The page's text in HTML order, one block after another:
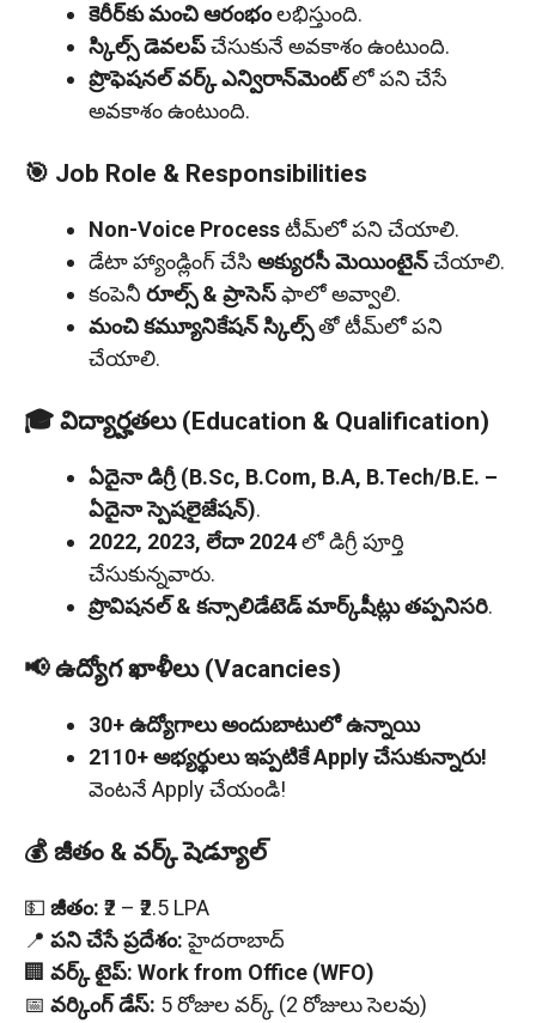
కెరీర్‌కు మంచి ఆరంభంలభిస్తుంది.
స్కిల్స్ డెవలప్చేసుకునే అవకాశం ఉంటుంది.
ప్రొఫెషనల్ వర్క్ ఎన్విరాన్‌మెంట్లో పని చేసే
అవకాశం ఉంటుంది.
🎯 Job Role & Responsibilities
Non-Voice Processటీమ్‌లో పని చేయాలి.
డేటా హ్యాండ్లింగ్ చేసి అక్యురసీ మెయింటైన్చేయాలి.
కంపెనీ రూల్స్ & ప్రాసెస్ఫాలో అవ్వాలి.
మంచి కమ్యూనికేషన్ స్కిల్స్తో టీమ్‌లో పని
చేయాలి.
🎓 విద్యార్హతలు (Education & Qualification)
ఏదైనా డిగ్రీ (B.Sc, B.Com, B.A, B.Tech/B.E. –
ఏదైనా స్పెషలైజేషన్).
2022, 2023, లేదా 2024లో డిగ్రీ పూర్తి
చేసుకున్నవారు.
ప్రొవిషనల్ & కన్సాలిడేటెడ్ మార్క్‌షీట్లు తప్పనిసరి.
📢 ఉద్యోగ ఖాళీలు (Vacancies)
30+ ఉద్యోగాలు అందుబాటులో ఉన్నాయి
2110+ అభ్యర్థులు ఇప్పటికే Apply చేసుకున్నారు!
వెంటనే Apply చేయండి!
💰 జీతం & వర్క్ షెడ్యూల్
💵 జీతం: ₹2 – ₹2.5 LPA
📍 పని చేసే ప్రదేశం:హైదరాబాద్
🏢 వర్క్ టైప్: Work from Office (WFO)
📅 వర్కింగ్ డేస్: 5 రోజుల వర్క్ (2 రోజులు సెలవు)